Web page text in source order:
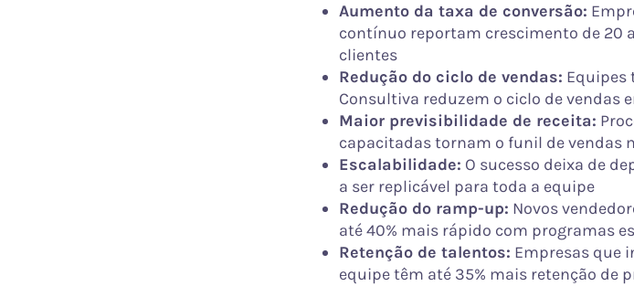
Aumento da taxa de conversão:
contínuo reportam crescimento de 20
clientes
Redução do ciclo de vendas: Equipes
Consultiva reduzem o ciclo de vendas
Maior previsibilidade de receita:
capacitadas tornam o funil de vendas
Escalabilidade: O sucesso deixa de
a ser replicável para toda a equipe
Redução do ramp-up: Novos
até 40% mais rápido com programas
Retenção de talentos: Empresas que
equipe têm até 35% mais retenção de